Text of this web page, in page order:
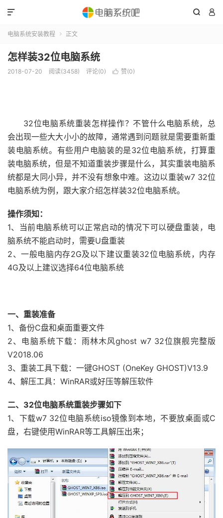
 

电脑系统安装教程  正文
怎样装32位电脑系统
2018-07-20 阅读(3458) 评论(0)  赞(0)
32位电脑系统重装怎样操作？不管什么电脑系统，总
会出现一些大大小小的故障，通常遇到问题就是需要重新重
装电脑系统。有些用户电脑装的是32位电脑系统，打算重
装电脑系统，但是不知道重装步骤是什么，其实重装电脑系
统都是大同小异，并不没有想象中难。这边以重装w7 32位
电脑系统为例，跟大家介绍怎样装32位电脑系统。
操作须知：
1、当前电脑系统可以正常启动的情况下可以硬盘重装，电
脑系统不能启动时，需要U盘重装
2、一般电脑内存2G及以下建议重装32位电脑系统，内存
4G及以上建议选择64位电脑系统
一、重装准备
1、备份C盘和桌面重要文件
2、电脑系统下载：雨林木风ghost w7 32位旗舰完整版
V2018.06
3、重装工具下载：一键GHOST (OneKey GHOST)V13.9
4、解压工具：WinRAR或好压等解压软件
二、32位电脑系统重装步骤如下
1、下载w7 32位电脑系统iso镜像到本地，不要放桌面或C
盘，右键使用WinRAR等工具解压出来；